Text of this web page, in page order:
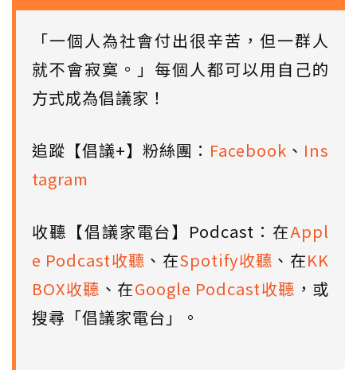
「一個人為社會付出很辛苦，但一群人
就不會寂寞。」每個人都可以用自己的
方式成為倡議家！
追蹤【倡議+】粉絲團： Facebook 、 Ins
tagram
收聽【倡議家電台】Podcast：在Appl
e Podcast收聽 、在Spotify收聽 、在KK
BOX收聽 、在Google Podcast收聽 ，或
搜尋「倡議家電台」。